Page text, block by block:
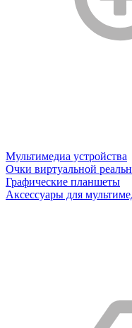
Мультимедиа устройства
Очки виртуальной
Графические планшеты
Аксессуары для